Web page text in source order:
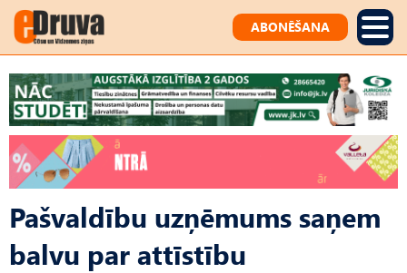
ABONĒŠANA
Pašvaldību uzņēmums saņem
balvu par attīstību